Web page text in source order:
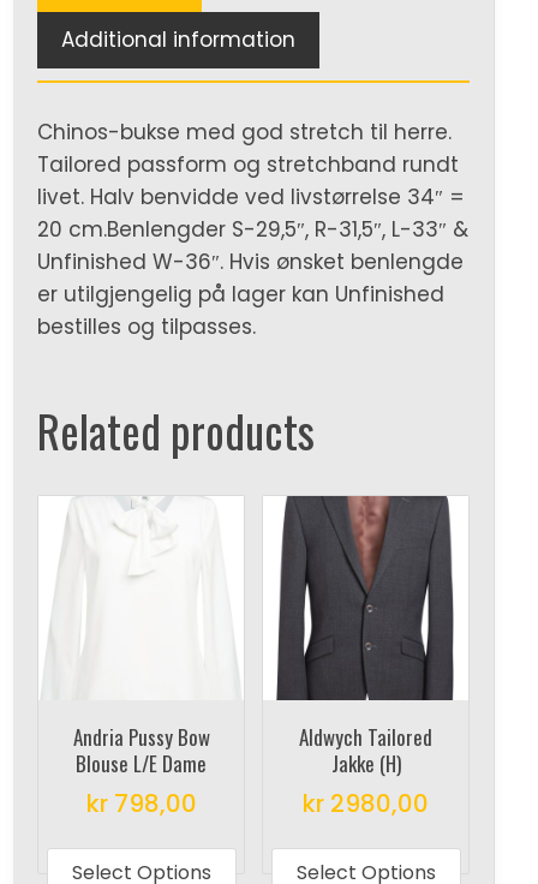
Additional information
Chinos-bukse med god stretch til herre.
Tailored passform og stretchband rundt
livet. Halv benvidde ved livstørrelse 34″ =
20 cm.Benlengder S-29,5″, R-31,5″, L-33″ &
Unfinished W-36″. Hvis ønsket benlengde
er utilgjengelig på lager kan Unfinished
bestilles og tilpasses.
Related products
Andria Pussy Bow
Blouse L/E Dame
kr798,00
Select Options
product
Aldwych Tailored
Jakke (H)
kr 2980,00
Select Options